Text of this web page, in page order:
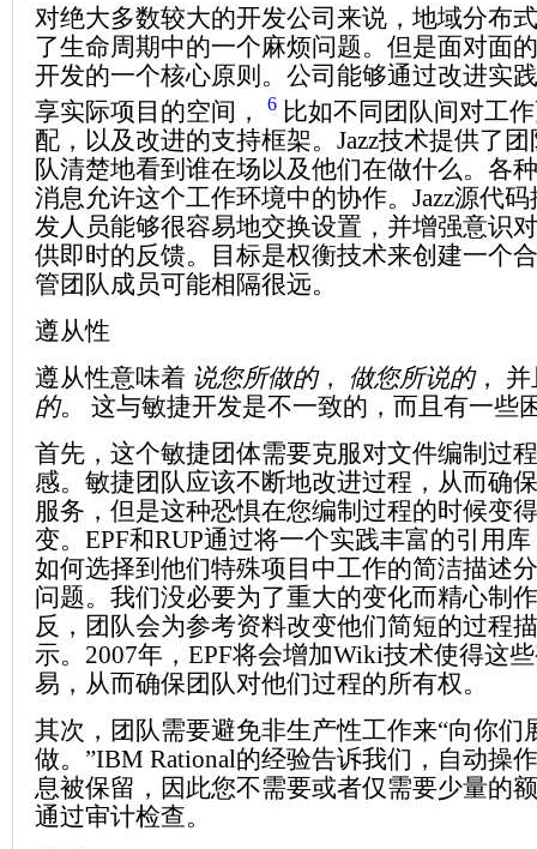
对绝大多数较大的开发公司来说，地域分布
了生命周期中的一个麻烦问题。但是面对面
开发的一个核心原则。公司能够通过改进实
享实际项目的空间，
6 比如不同团队间对工
配，以及改进的支持框架。Jazz技术提供了
队清楚地看到谁在场以及他们在做什么。各
消息允许这个工作环境中的协作。Jazz源代
发人员能够很容易地交换设置，并增强意识
供即时的反馈。目标是权衡技术来创建一个
管团队成员可能相隔很远。
遵从性
遵从性意味着 说您所做的， 做您所说的， 并
的。 这与敏捷开发是不一致的，而且有一些
首先，这个敏捷团体需要克服对文件编制过
感。敏捷团队应该不断地改进过程，从而确
服务，但是这种恐惧在您编制过程的时候变
变。EPF和RUP通过将一个实践丰富的引用
如何选择到他们特殊项目中工作的简洁描述
问题。我们没必要为了重大的变化而精心制
反，团队会为参考资料改变他们简短的过程
示。2007年，EPF将会增加Wiki技术使得这
易，从而确保团队对他们过程的所有权。
其次，团队需要避免非生产性工作来“向你们
做。”IBM Rational的经验告诉我们，自动操
息被保留，因此您不需要或者仅需要少量的
通过审计检查。